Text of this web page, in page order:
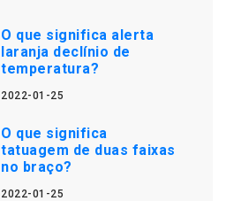
O que significa alerta
laranja declínio de
temperatura?
2022-01-25
O que significa
tatuagem de duas faixas
no braço?
2022-01-25